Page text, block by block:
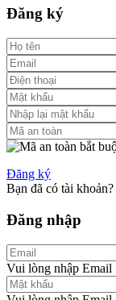
Đăng ký
Đăng ký
Bạn đã có tài khoản?
Đăng nhập
Vui lòng nhập Email